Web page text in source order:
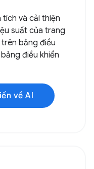
tích và cải thiện
suất của trang
bảng điều
điều khiển
về AI